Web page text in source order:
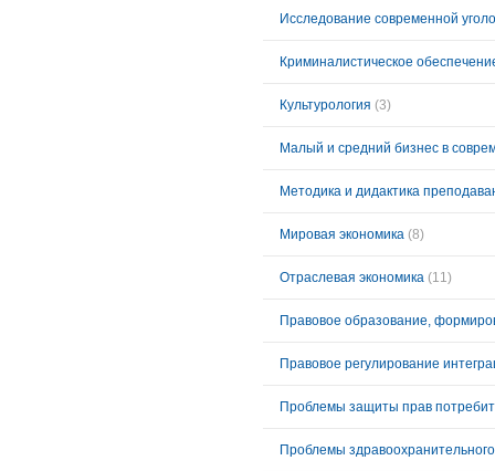
Исследование современной
Криминалистическое
Культурология (3)
Малый и средний бизнес в
Методика и дидактика
Мировая экономика (8)
Отраслевая экономика (11)
Правовое образование,
Правовое регулирование
Проблемы защиты прав
Проблемы